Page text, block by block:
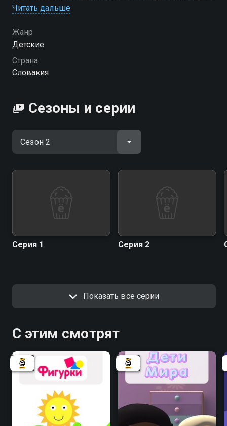
в милой и весёлой форме, развивая при этом
маленьких зрителей
Посмотреть онлайн 2 сезон сериала Приключения
утёнка Даки вы можете совершенно бесплатно в
Читать дальше
Жанр
Детские
Страна
Словакия
Сезоны и серии
Серия 1 Серия 2
Показать все серии
С этим смотрят